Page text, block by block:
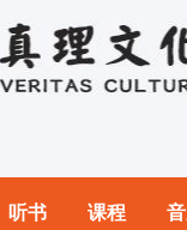
听书 课程